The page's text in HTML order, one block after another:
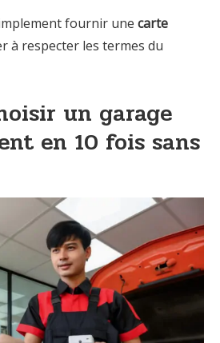
fournir une carte
à respecter les termes du
un garage
en 10 fois sans